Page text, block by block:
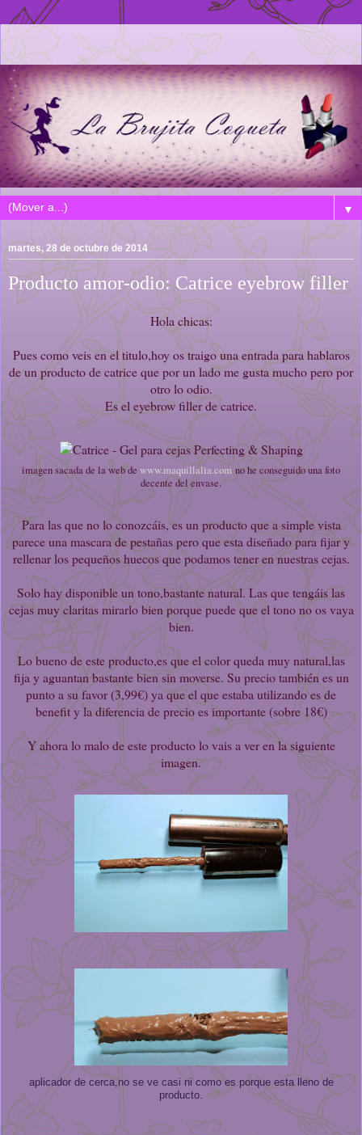
▼
martes, 28 de octubre de 2014
Producto amor-odio: Catrice eyebrow filler
Hola chicas:
Pues como veis en el titulo,hoy os traigo una entrada para hablaros
de un producto de catrice que por un lado me gusta mucho pero por
otro lo odio.
Es el eyebrow filler de catrice.
imagen sacada de la web de www.maquillalia.comno he conseguido una foto
decente del envase.
Para las que no lo conozcáis, es un producto que a simple vista
parece una mascara de pestañas pero que esta diseñado para fijar y
rellenar los pequeños huecos que podamos tener en nuestras cejas.
Solo hay disponible un tono,bastante natural. Las que tengáis las
cejas muy claritas mirarlo bien porque puede que el tono no os vaya
bien.
Lo bueno de este producto,es que el color queda muy natural,las
fija y aguantan bastante bien sin moverse. Su precio también es un
punto a su favor (3,99€) ya que el que estaba utilizando es de
benefit y la diferencia de precio es importante (sobre 18€)
Y ahora lo malo de este producto lo vais a ver en la siguiente
imagen.
aplicador de cerca,no se ve casi ni como es porque esta lleno de
producto.